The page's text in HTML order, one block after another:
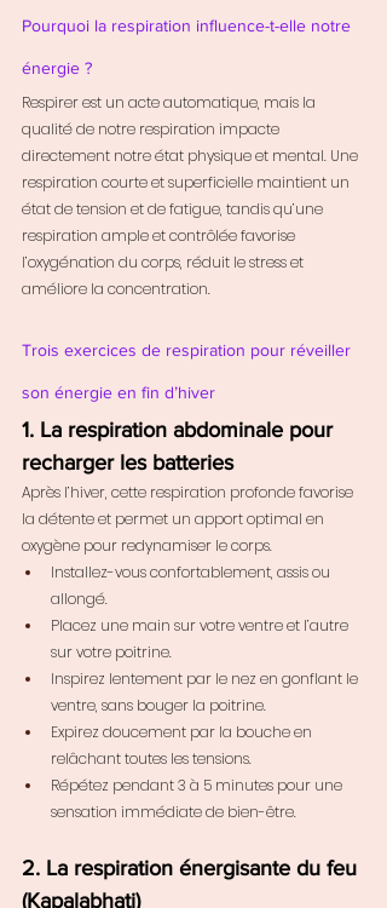
Pourquoi la respiration influence-t-elle notre
énergie ?
Respirer est un acte automatique, mais la
qualité de notre respiration impacte
directement notre état physique et mental. Une
respiration courte et superficielle maintient un
état de tension et de fatigue, tandis qu’une
respiration ample et contrôlée favorise
l’oxygénation du corps, réduit le stress et
améliore la concentration.
Trois exercices de respiration pour réveiller
son énergie en fin d’hiver
1. La respiration abdominale pour
recharger les batteries
Après l’hiver, cette respiration profonde favorise
la détente et permet un apport optimal en
oxygène pour redynamiser le corps.
Installez-vous confortablement, assis ou
allongé.
Placez une main sur votre ventre et l’autre
sur votre poitrine.
Inspirez lentement par le nez en gonflant le
ventre, sans bouger la poitrine.
Expirez doucement par la bouche en
relâchant toutes les tensions.
Répétez pendant 3 à 5 minutes pour une
sensation immédiate de bien-être.
2. La respiration énergisante du feu
(Kapalabhati)